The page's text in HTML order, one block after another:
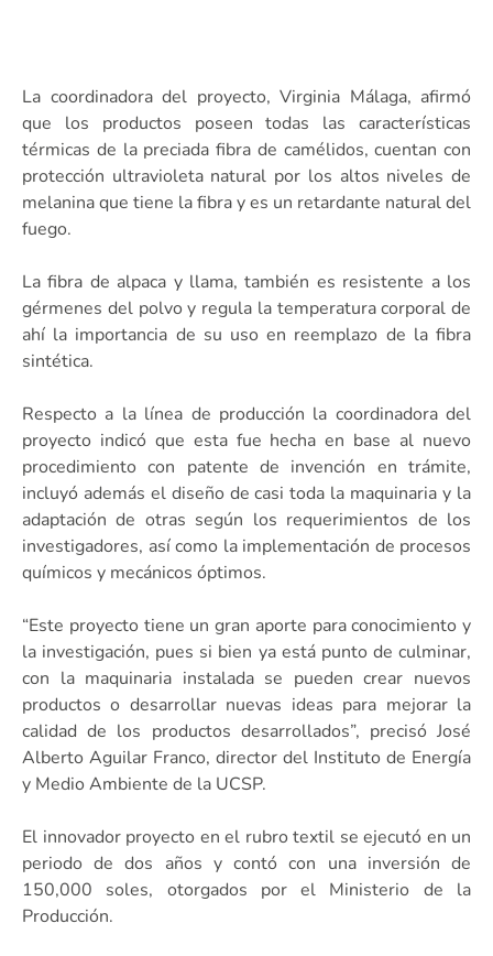
La coordinadora del proyecto, Virginia Málaga, afirmó
que los productos poseen todas las características
térmicas de la preciada fibra de camélidos, cuentan con
protección ultravioleta natural por los altos niveles de
melanina que tiene la fibra y es un retardante natural del
fuego.
La fibra de alpaca y llama, también es resistente a los
gérmenes del polvo y regula la temperatura corporal de
ahí la importancia de su uso en reemplazo de la fibra
sintética.
Respecto a la línea de producción la coordinadora del
proyecto indicó que esta fue hecha en base al nuevo
procedimiento con patente de invención en trámite,
incluyó además el diseño de casi toda la maquinaria y la
adaptación de otras según los requerimientos de los
investigadores, así como la implementación de procesos
químicos y mecánicos óptimos.
“Este proyecto tiene un gran aporte para conocimiento y
la investigación, pues si bien ya está punto de culminar,
con la maquinaria instalada se pueden crear nuevos
productos o desarrollar nuevas ideas para mejorar la
calidad de los productos desarrollados”, precisó José
Alberto Aguilar Franco, director del Instituto de Energía
y Medio Ambiente de la UCSP.
El innovador proyecto en el rubro textil se ejecutó en un
periodo de dos años y contó con una inversión de
150,000 soles, otorgados por el Ministerio de la
Producción.